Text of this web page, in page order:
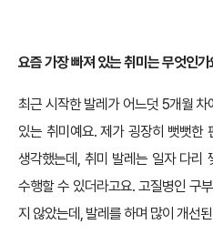
요즘 가장 빠져 있는 취미는 무엇인
최근 시작한 발레가 어느덧 5개월
있는 취미예요. 제가 굉장히 뻣뻣한
생각했는데, 취미 발레는 일자 다리
수행할 수 있더라고요. 고질병인 구
지 않았는데, 발레를 하며 많이 개선